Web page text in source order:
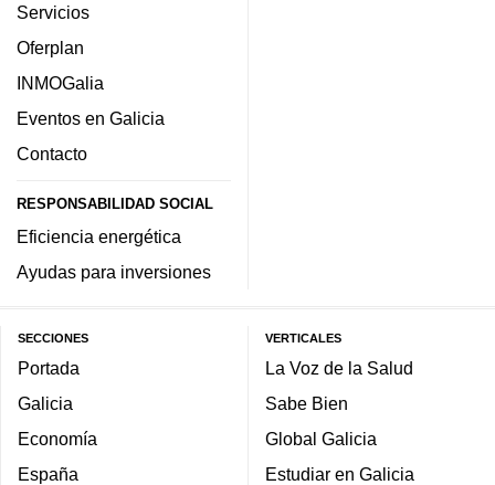
Servicios
Oferplan
INMOGalia
Eventos en Galicia
Contacto
RESPONSABILIDAD SOCIAL
Eficiencia energética
Ayudas para inversiones
SECCIONES
Portada
Galicia
Economía
España
VERTICALES
La Voz de la Salud
Sabe Bien
Global Galicia
Estudiar en Galicia